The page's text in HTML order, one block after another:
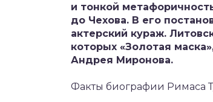
и тонкой
до Чехова. В его
актерский кураж.
которых «Золотая
Андрея Миронова.
Факты биографии Римаса